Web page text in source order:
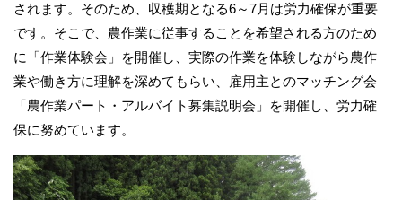
されます。そのため、収穫期となる6～7月は労力確保が重要
です。そこで、農作業に従事することを希望される方のため
に「作業体験会」を開催し、実際の作業を体験しながら農作
業や働き方に理解を深めてもらい、雇用主とのマッチング会
「農作業パート・アルバイト募集説明会」を開催し、労力確
保に努めています。